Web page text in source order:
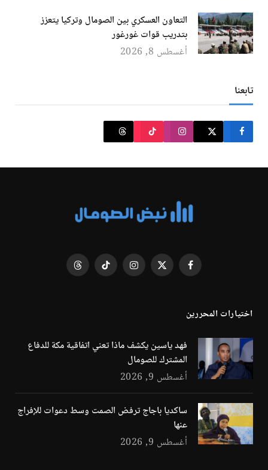
التعاون العسكري بين الصومال وتركيا يتعزز
بتدريب قوات غورغور
أغسطس 8, 2026
تابعنا
فيسبوك X
الانستغرامتيكتوك Threads
اختيارات المحررين
فهد ياسين يكشف ماذا تعني اتفاقية مكة للدفاع
المشترك للصومال
أغسطس 9, 2026
ساكديا باجاج ترفض الصمت وسط دعوات للإفراج
عنها
أغسطس 9, 2026